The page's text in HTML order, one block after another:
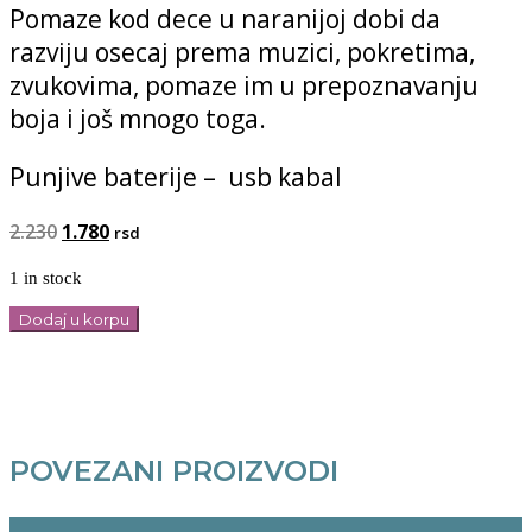
Pomaze kod dece u naranijoj dobi da
razviju osecaj prema muzici, pokretima,
zvukovima, pomaze im u prepoznavanju
boja i još mnogo toga.
Punjive baterije – usb kabal
2.230 Original
was:
2.230.
1.780Current
1.780.
rsd
1 in stock
Kaktus
plese,
Dodaj u korpu
POVEZANI PROIZVODI